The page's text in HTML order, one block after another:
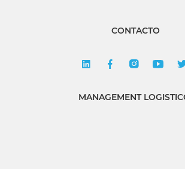
CONTACTO
MANAGEMENT